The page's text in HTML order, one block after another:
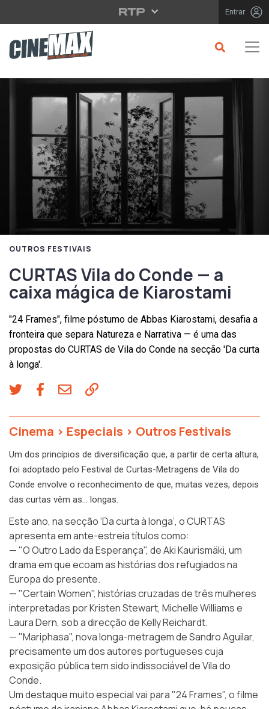
Saltar para o conteúdo principal Entrar
OUTROS FESTIVAIS
CURTAS Vila do Conde — a
caixa mágica de Kiarostami
"24 Frames", filme póstumo de Abbas Kiarostami, desafia a
fronteira que separa Natureza e Narrativa — é uma das
propostas do CURTAS de Vila do Conde na secção 'Da curta
à longa'.
Cinema > Especiais > Outros Festivais
Um dos princípios de diversificação que, a partir de certa altura,
foi adoptado pelo Festival de Curtas-Metragens de Vila do
Conde envolve o reconhecimento de que, muitas vezes, depois
das curtas vêm as… longas.
Este ano, na secção‘Da curta à longa’, o CURTAS
apresenta em ante-estreia títulos como:
— "O Outro Lado da Esperança", de Aki Kaurismäki, um
drama em que ecoam as histórias dos refugiados na
Europa do presente.
— "Certain Women", histórias cruzadas de três mulheres
interpretadas por Kristen Stewart, Michelle Williams e
Laura Dern, sob a direcção de Kelly Reichardt.
— "Mariphasa", nova longa-metragem de Sandro Aguilar,
precisamente um dos autores portugueses cuja
exposição pública tem sido indissociável de Vila do
Conde.
Um destaque muito especial vai para "24 Frames", o filme